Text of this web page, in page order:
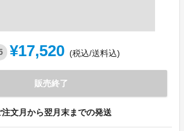
¥17,520 (税込/送料込)
販売終了
文月から翌月末までの発送